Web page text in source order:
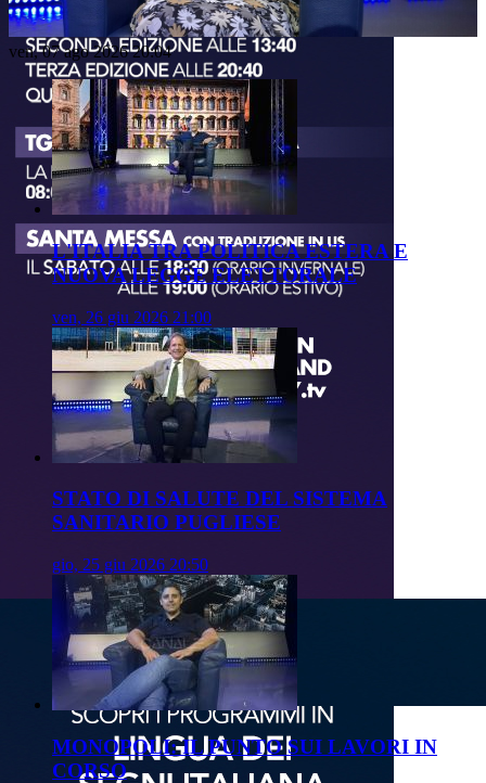
Video
ven, 07 ago 2026 20:04
L'ITALIA TRA POLITICA ESTERA E
NUOVA LEGGE ELETTORALE
ven, 26 giu 2026 21:00
STATO DI SALUTE DEL SISTEMA
SANITARIO PUGLIESE
gio, 25 giu 2026 20:50
MONOPOLI: IL PUNTO SUI LAVORI IN
CORSO